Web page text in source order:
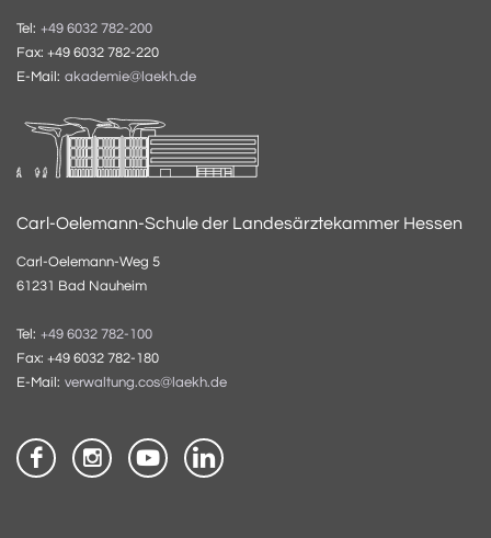
Tel: +49 6032 782-200
Fax: +49 6032 782-220
E-Mail: akademie@laekh.de
Carl-Oelemann-Schule der Landesärztekammer Hessen
Carl-Oelemann-Weg 5
61231 Bad Nauheim
Tel: +49 6032 782-100
Fax: +49 6032 782-180
E-Mail: verwaltung.cos@laekh.de